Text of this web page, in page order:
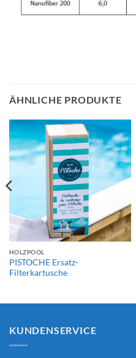
ÄHNLICHE PRODUKTE
HOLZPOOL
PISTOCHE Ersatz-
Filterkartusche
KUNDENSERVICE